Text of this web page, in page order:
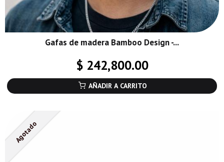
Gafas de madera Bamboo Design -...
$ 242,800.00
AÑADIR A CARRITO
Agotado